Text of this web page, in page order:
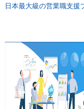
日本最大級の営業職支援